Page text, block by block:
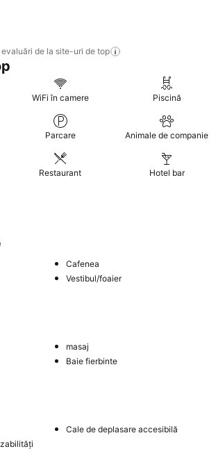
de la site-uri de top
WiFi în camere Piscină
Parcare Animale de companie
Restaurant Hotel bar
Cafenea
Vestibul/foaier
masaj
Baie fierbinte
Cale de deplasare accesibilă